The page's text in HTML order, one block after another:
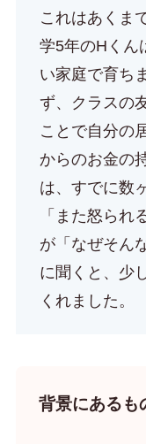
これはあくま
学5年のHくん
い家庭で育ち
ず、クラスの
ことで自分の
からのお金の
は、すでに数
「また怒られ
が「なぜそん
に聞くと、少
くれました。
背景にあるも